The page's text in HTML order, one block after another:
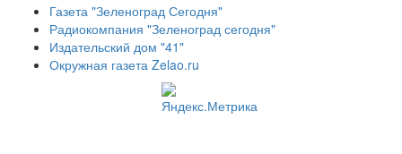
Газета "Зеленоград Сегодня"
Радиокомпания "Зеленоград сегодня"
Издательский дом "41"
Окружная газета Zelao.ru